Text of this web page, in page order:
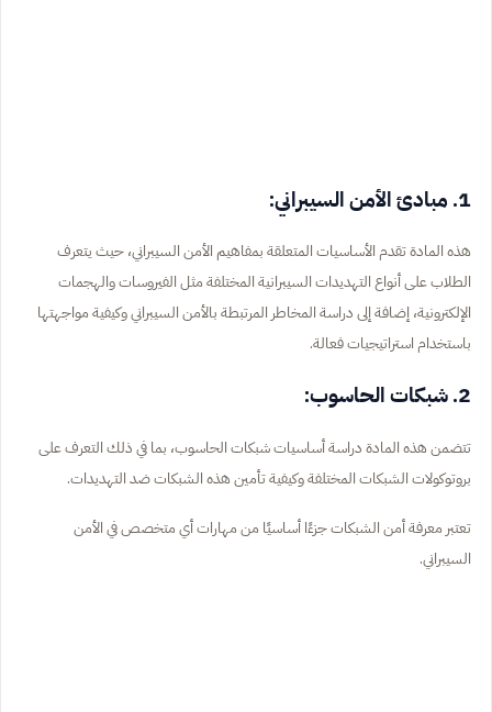
1. مبادئ الأمن السيبراني:
هذه المادة تقدم الأساسيات المتعلقة بمفاهيم الأمن السيبراني، حيث يتعرف
الطلاب على أنواع التهديدات السيبرانية المختلفة مثل الفيروسات والهجمات
الإلكترونية، إضافة إلى دراسة المخاطر المرتبطة بالأمن السيبراني وكيفية مواجهتها
باستخدام استراتيجيات فعالة.
2. شبكات الحاسوب:
تتضمن هذه المادة دراسة أساسيات شبكات الحاسوب، بما في ذلك التعرف على
بروتوكولات الشبكات المختلفة وكيفية تأمين هذه الشبكات ضد التهديدات.
تعتبر معرفة أمن الشبكات جزءًا أساسيًا من مهارات أي متخصص في الأمن
السيبراني.